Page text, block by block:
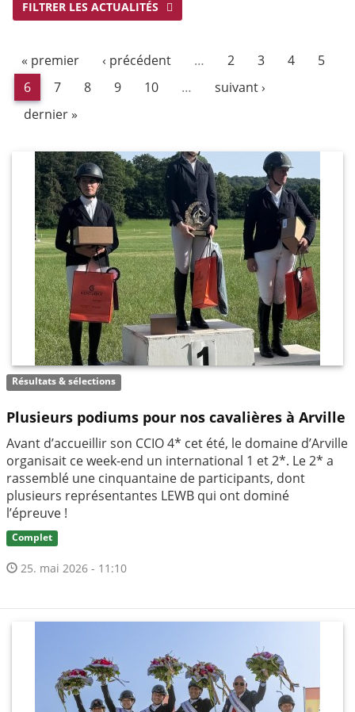
FILTRER LES ACTUALITÉS
« premier ‹ précédent … 2 3 4
5
6
7 8 9 10 …
suivant ›
dernier »
Résultats & sélections
Plusieurs podiums pour nos cavalières à Arville
Avant d’accueillir son CCIO 4* cet été, le domaine d’Arville
organisait ce week-end un international 1 et 2*. Le 2* a
rassemblé une cinquantaine de participants, dont
plusieurs représentantes LEWB qui ont dominé
l’épreuve !
Complet
25. mai 2026 - 11:10